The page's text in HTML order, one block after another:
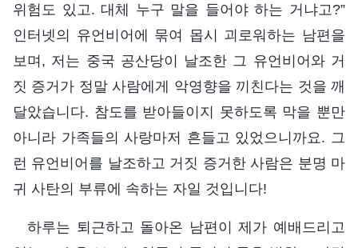
위험도 있고. 대체 누구 말을 들어야 하는 거냐고?”
인터넷의 유언비어에 묶여 몹시 괴로워하는 남편을
보며, 저는 중국 공산당이 날조한 그 유언비어와 거
짓 증거가 정말 사람에게 악영향을 끼친다는 것을 깨
달았습니다. 참도를 받아들이지 못하도록 막을 뿐만
아니라 가족들의 사랑마저 흔들고 있었으니까요. 그
런 유언비어를 날조하고 거짓 증거한 사람은 분명 마
귀 사탄의 부류에 속하는 자일 것입니다!
하루는 퇴근하고 돌아온 남편이 제가 예배드리고